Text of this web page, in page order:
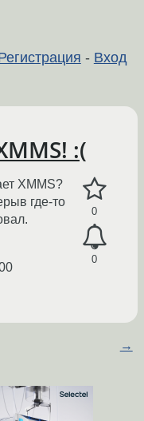
- Вход
:(
0
0
XMMS?
где-то
→